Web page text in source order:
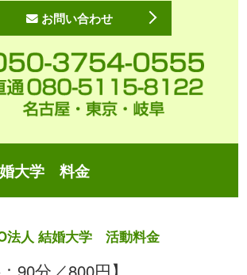
お問い合わせ
大学 料金
法人 結婚大学 活動料金